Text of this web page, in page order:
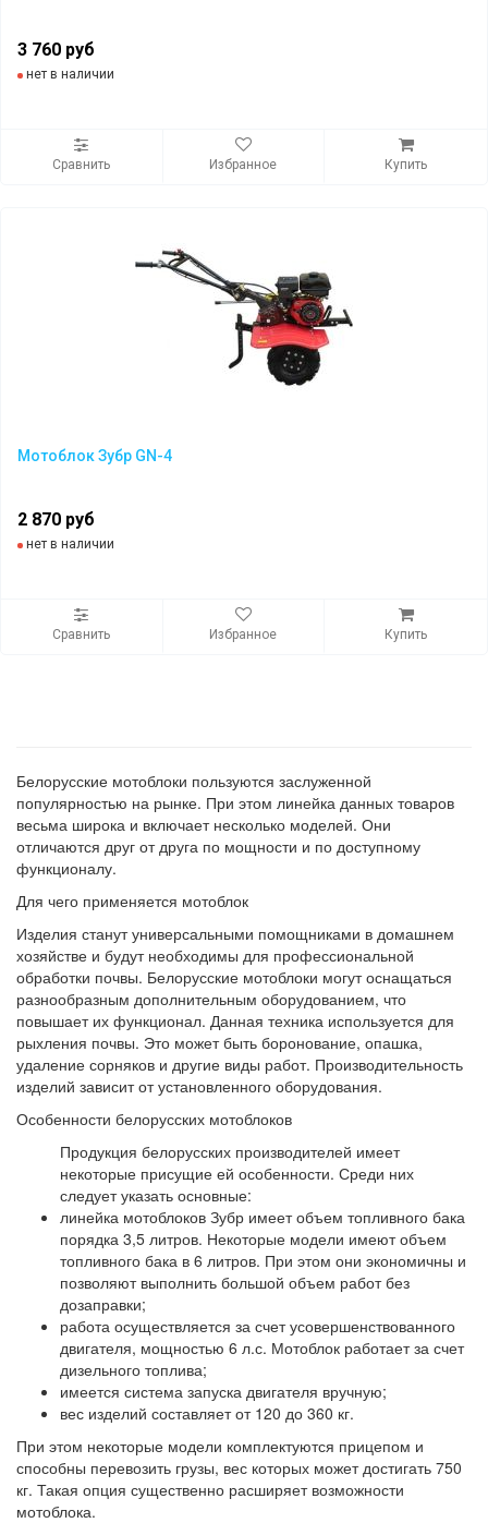
3 760 руб
нет в наличии
Сравнить Избранное Купить
Мотоблок Зубр GN-4
2 870 руб
нет в наличии
Сравнить Избранное Купить
Белорусские мотоблоки пользуются заслуженной
популярностью на рынке. При этом линейка данных товаров
весьма широка и включает несколько моделей. Они
отличаются друг от друга по мощности и по доступному
функционалу.
Для чего применяется мотоблок
Изделия станут универсальными помощниками в домашнем
хозяйстве и будут необходимы для профессиональной
обработки почвы. Белорусские мотоблоки могут оснащаться
разнообразным дополнительным оборудованием, что
повышает их функционал. Данная техника используется для
рыхления почвы. Это может быть боронование, опашка,
удаление сорняков и другие виды работ. Производительность
изделий зависит от установленного оборудования.
Особенности белорусских мотоблоков
Продукция белорусских производителей имеет
некоторые присущие ей особенности. Среди них
следует указать основные:
линейка мотоблоков Зубр имеет объем топливного бака
порядка 3,5 литров. Некоторые модели имеют объем
топливного бака в 6 литров. При этом они экономичны и
позволяют выполнить большой объем работ без
дозаправки;
работа осуществляется за счет усовершенствованного
двигателя, мощностью 6 л.с. Мотоблок работает за счет
дизельного топлива;
имеется система запуска двигателя вручную;
вес изделий составляет от 120 до 360 кг.
При этом некоторые модели комплектуются прицепом и
способны перевозить грузы, вес которых может достигать 750
кг. Такая опция существенно расширяет возможности
мотоблока.